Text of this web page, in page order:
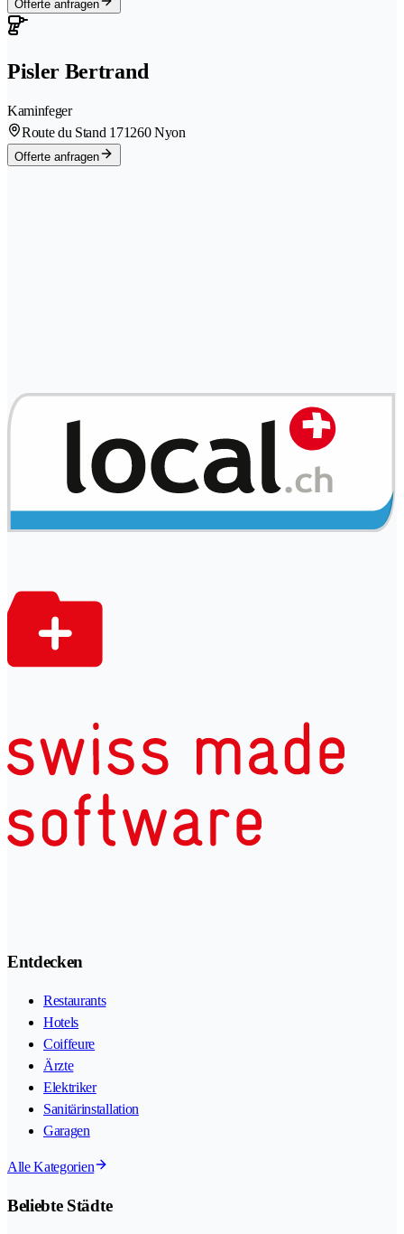
Offerte anfragen
Pisler Bertrand
Kaminfeger
Route du Stand 171260 Nyon
Offerte anfragen
Entdecken
Restaurants
Hotels
Coiffeure
Ärzte
Elektriker
Sanitärinstallation
Garagen
Alle Kategorien
Beliebte Städte